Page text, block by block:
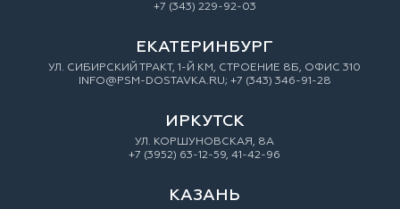
+7 (343) 229-92-03
ЕКАТЕРИНБУРГ
УЛ. СИБИРСКИЙ ТРАКТ, 1-Й КМ, СТРОЕНИЕ 8Б, ОФИС 310
INFO@PSM-DOSTAVKA.RU; +7 (343) 346-91-28
ИРКУТСК
УЛ. КОРШУНОВСКАЯ, 8А
+7 (3952) 63-12-59, 41-42-96
КАЗАНЬ